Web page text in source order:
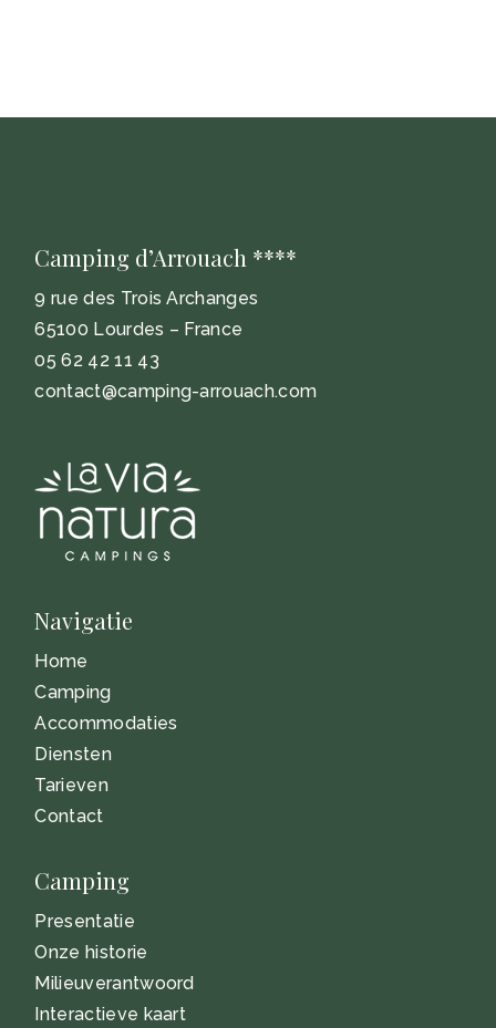
Camping d’Arrouach ****
9 rue des Trois Archanges
65100 Lourdes – France
05 62 42 11 43
contact@camping-arrouach.com
Navigatie
Home
Camping
Accommodaties
Diensten
Tarieven
Contact
Camping
Presentatie
Onze historie
Milieuverantwoord
Interactieve kaart